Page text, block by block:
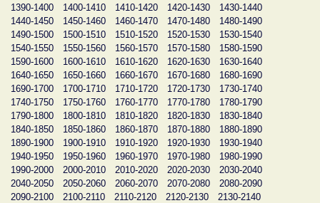
1390-1400
1400-1410 1410-1420 1420-1430
1430-1440
1440-1450
1450-1460 1460-1470 1470-1480
1480-1490
1490-1500
1500-1510 1510-1520 1520-1530
1530-1540
1540-1550
1550-1560 1560-1570 1570-1580
1580-1590
1590-1600
1600-1610 1610-1620 1620-1630
1630-1640
1640-1650
1650-1660 1660-1670 1670-1680
1680-1690
1690-1700
1700-1710 1710-1720 1720-1730
1730-1740
1740-1750
1750-1760 1760-1770 1770-1780
1780-1790
1790-1800
1800-1810 1810-1820 1820-1830
1830-1840
1840-1850
1850-1860 1860-1870 1870-1880
1880-1890
1890-1900
1900-1910 1910-1920 1920-1930
1930-1940
1940-1950
1950-1960 1960-1970 1970-1980
1980-1990
1990-2000
2000-2010 2010-2020 2020-2030
2030-2040
2040-2050
2050-2060 2060-2070 2070-2080
2080-2090
2090-2100
2100-2110 2110-2120 2120-2130
2130-2140